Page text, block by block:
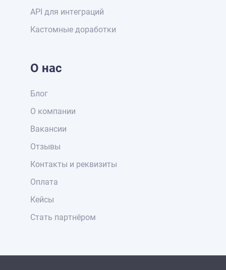
API для интеграций
Кастомные доработки
О нас
Блог
О компании
Вакансии
Отзывы
Контакты и реквизиты
Оплата
Кейсы
Стать партнёром